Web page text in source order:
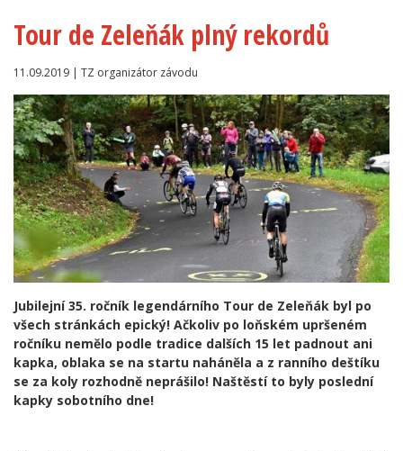
Tour de Zeleňák plný rekordů
11.09.2019 | TZ organizátor závodu
Jubilejní 35. ročník legendárního Tour de Zeleňák byl po
všech stránkách epický! Ačkoliv po loňském upršeném
ročníku nemělo podle tradice dalších 15 let padnout ani
kapka, oblaka se na startu naháněla a z ranního deštíku
se za koly rozhodně neprášilo! Naštěstí to byly poslední
kapky sobotního dne!